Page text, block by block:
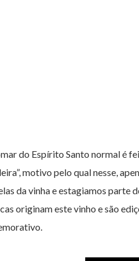
do Espírito Santo normal é
motivo pelo qual nesse,
da vinha e estagiamos parte
originam este vinho e são